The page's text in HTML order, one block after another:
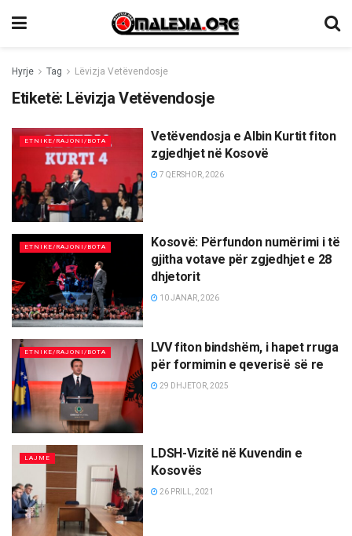
Hyrje Tag Lëvizja Vetëvendosje
Etiketë: Lëvizja Vetëvendosje
ETNIKE/RAJONI/BOTA
Vetëvendosja e Albin Kurtit fiton
zgjedhjet në Kosovë
7 QERSHOR, 2026
ETNIKE/RAJONI/BOTA
Kosovë: Përfundon numërimi i të
gjitha votave për zgjedhjet e 28
dhjetorit
10 JANAR, 2026
ETNIKE/RAJONI/BOTA
LVV fiton bindshëm, i hapet rruga
për formimin e qeverisë së re
29 DHJETOR, 2025
LAJME
LDSH-Vizitë në Kuvendin e
Kosovës
26 PRILL, 2021